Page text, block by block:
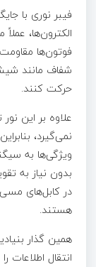
فیبر نوری با
الکترون‌ها،
فوتون‌ها
شفاف مانند
حرکت کنند.
علاوه بر این
نمی‌گیرد،
ویژگی‌ها به
بدون نیاز به
در کابل‌های
هستند.
همین گذار
انتقال اطلاعات